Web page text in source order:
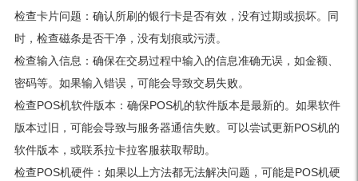
检查卡片问题：确认所刷的银行卡是否有效，没有过期或损坏。同
时，检查磁条是否干净，没有划痕或污渍。
检查输入信息：确保在交易过程中输入的信息准确无误，如金额、
密码等。如果输入错误，可能会导致交易失败。
检查POS机软件版本：确保POS机的软件版本是最新的。如果软件
版本过旧，可能会导致与服务器通信失败。可以尝试更新POS机的
软件版本，或联系拉卡拉客服获取帮助。
检查POS机硬件：如果以上方法都无法解决问题，可能是POS机硬